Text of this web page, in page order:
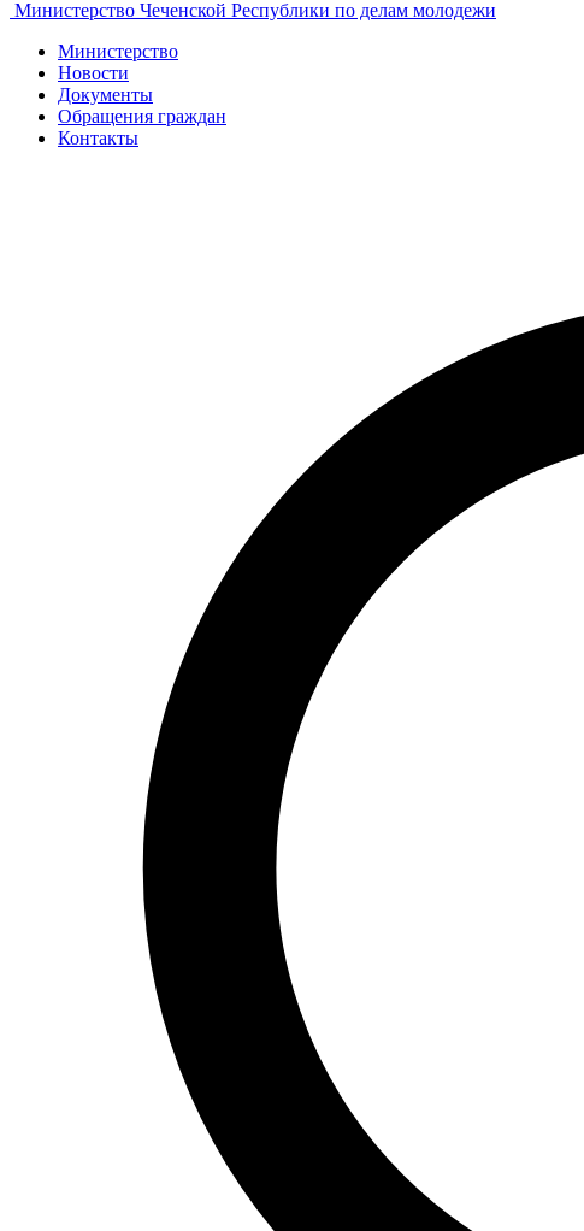
Министерство Чеченской Республики по делам молодежи
Министерство
Новости
Документы
Обращения граждан
Контакты